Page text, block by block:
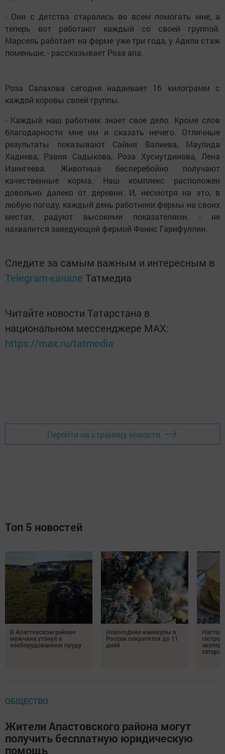
- Они с детства старались во всем помогать мне, а
теперь вот работают каждый со своей группой.
Марсель работает на ферме уже три года, у Адили стаж
поменьше, - рассказывает Роза апа.
Роза Салахова сегодня надаивает 16 килограмм с
каждой коровы своей группы.
- Каждый наш работник знает свое дело. Кроме слов
благодарности мне им и сказать нечего. Отличные
результаты показывают Саймя Валиева, Маулида
Хадиева, Равия Садыкова, Роза Хуснутдинова, Лена
Изингеева. Животные бесперебойно получают
качественные корма. Наш комплекс расположен
довольно далеко от деревни. И, несмотря на это, в
любую погоду, каждый день работники фермы на своих
местах, радуют высокими показателями, - не
нахвалится заведующий фермой Фанис Гарифуллин.
Следите за самым важным и интересным в
Telegram-канале Татмедиа
Читайте новости Татарстана в
национальном мессенджере MАХ:
https://max.ru/tatmedia
Перейти на страницу новости
Топ 5 новостей
В Апастовском районе
мужчина утонул в
необорудованном пруду
Новогодние каникулы в
России сократятся до 11
дней
ОБЩЕСТВО
Жители Апастовского района могут
получить бесплатную юридическую
помощь